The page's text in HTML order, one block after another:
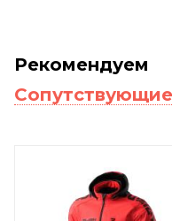
Рекомендуем